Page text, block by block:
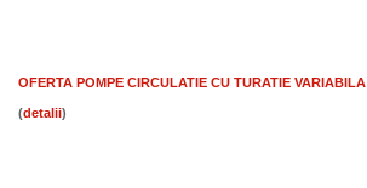
OFERTA POMPE CIRCULATIE CU TURATIE VARIABILA
( )